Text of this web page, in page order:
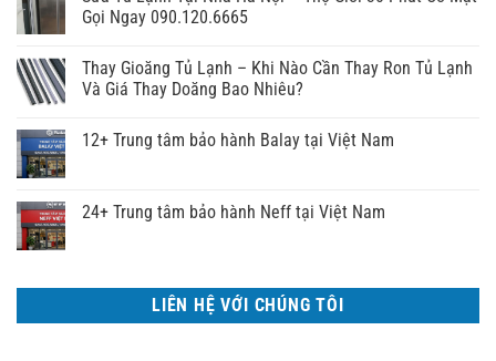
Gọi Ngay 090.120.6665
Thay Gioăng Tủ Lạnh – Khi Nào Cần Thay Ron Tủ Lạnh
Và Giá Thay Doăng Bao Nhiêu?
12+ Trung tâm bảo hành Balay tại Việt Nam
24+ Trung tâm bảo hành Neff tại Việt Nam
LIÊN HỆ VỚI CHÚNG TÔI